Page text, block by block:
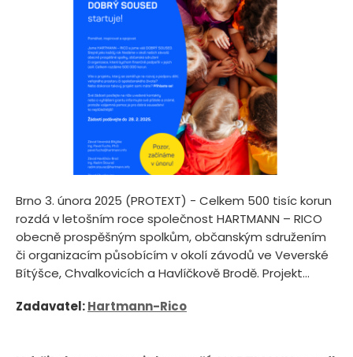
Brno 3. února 2025 (PROTEXT) - Celkem 500 tisíc korun
rozdá v letošním roce společnost HARTMANN – RICO
obecně prospěšným spolkům, občanským sdružením
či organizacím působícím v okolí závodů ve Veverské
Bítýšce, Chvalkovicích a Havlíčkově Brodě. Projekt...
Zadavatel:Hartmann-Rico